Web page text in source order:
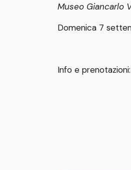
Museo Giancarlo
Domenica 7
Info e prenotazioni: